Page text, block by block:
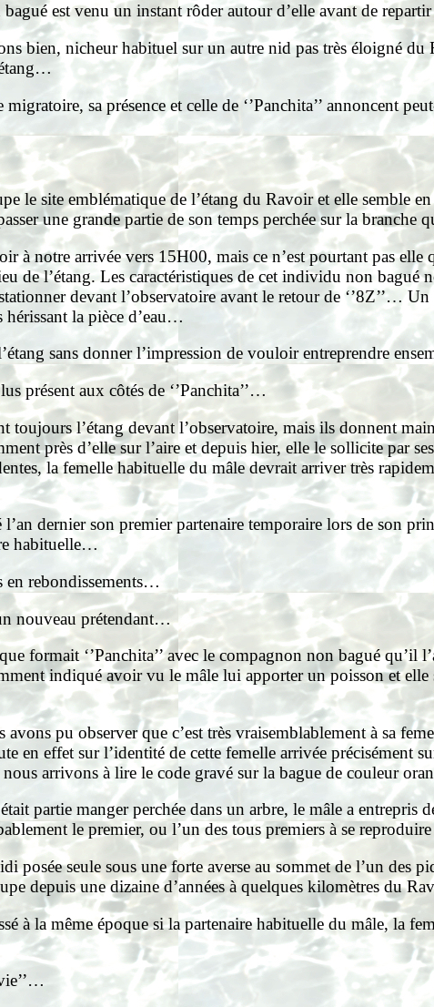
est venu un instant rôder autour d’elle avant de repartir
bien, nicheur habituel sur un autre nid pas très éloigné du
sa présence et celle de ‘’Panchita’’ annoncent
le site emblématique de l’étang du Ravoir et elle semble
une grande partie de son temps perchée sur la branche
à notre arrivée vers 15H00, mais ce n’est pourtant pas
de l’étang. Les caractéristiques de cet individu non bagué
devant l’observatoire avant le retour de ‘’8Z’’… Un
la pièce d’eau…
sans donner l’impression de vouloir entreprendre
présent aux côtés de ‘’Panchita’’…
toujours l’étang devant l’observatoire, mais ils donnent
près d’elle sur l’aire et depuis hier, elle le sollicite par
la femelle habituelle du mâle devrait arriver très
l’an dernier son premier partenaire temporaire lors de son
habituelle…
en rebondissements…
nouveau prétendant…
formait ‘’Panchita’’ avec le compagnon non bagué
indiqué avoir vu le mâle lui apporter un poisson et elle
pu observer que c’est très vraisemblablement à sa
en effet sur l’identité de cette femelle arrivée précisément
nous arrivons à lire le code gravé sur la bague de couleur
partie manger perchée dans un arbre, le mâle a entrepris
le premier, ou l’un des tous premiers à se
posée seule sous une forte averse au sommet de l’un des
depuis une dizaine d’années à quelques kilomètres du
à la même époque si la partenaire habituelle du mâle, la